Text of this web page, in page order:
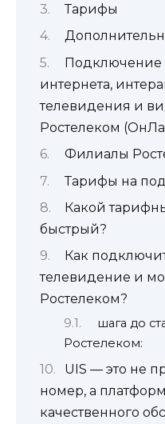
Тарифы
Подключение
интернета,
телевидения и
Ростелеком
Филиалы
Тарифы на
Какой
быстрый?
Как
телевидение и
Ростелеком?
шага до
Ростелеком:
UIS — это не
номер, а
качественного